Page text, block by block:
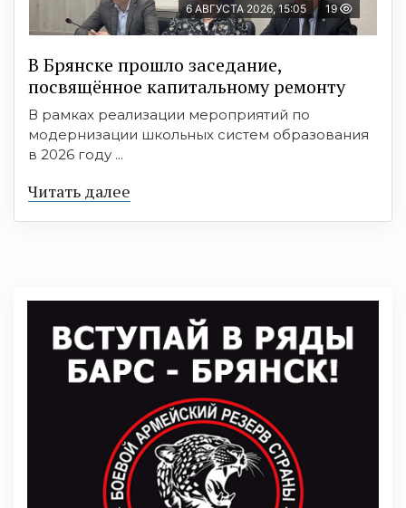
6 АВГУСТА 2026, 15:05 19
В Брянске прошло заседание,
посвящённое капитальному ремонту
В рамках реализации мероприятий по
модернизации школьных систем образования
в 2026 году ...
Читать далее